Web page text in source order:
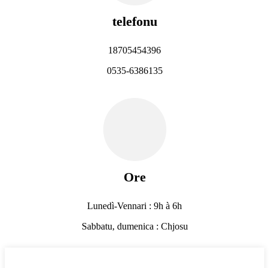
telefonu
18705454396
0535-6386135
Ore
Lunedì-Vennari : 9h à 6h
Sabbatu, dumenica : Chjosu